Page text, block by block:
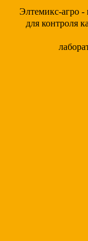
Элтемикс-агро -
для контроля